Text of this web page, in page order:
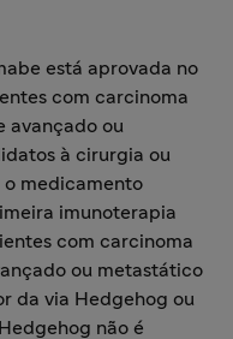
está aprovada no
com carcinoma
avançado ou
à cirurgia ou
o medicamento
imunoterapia
com carcinoma
ou metastático
da via Hedgehog ou
não é